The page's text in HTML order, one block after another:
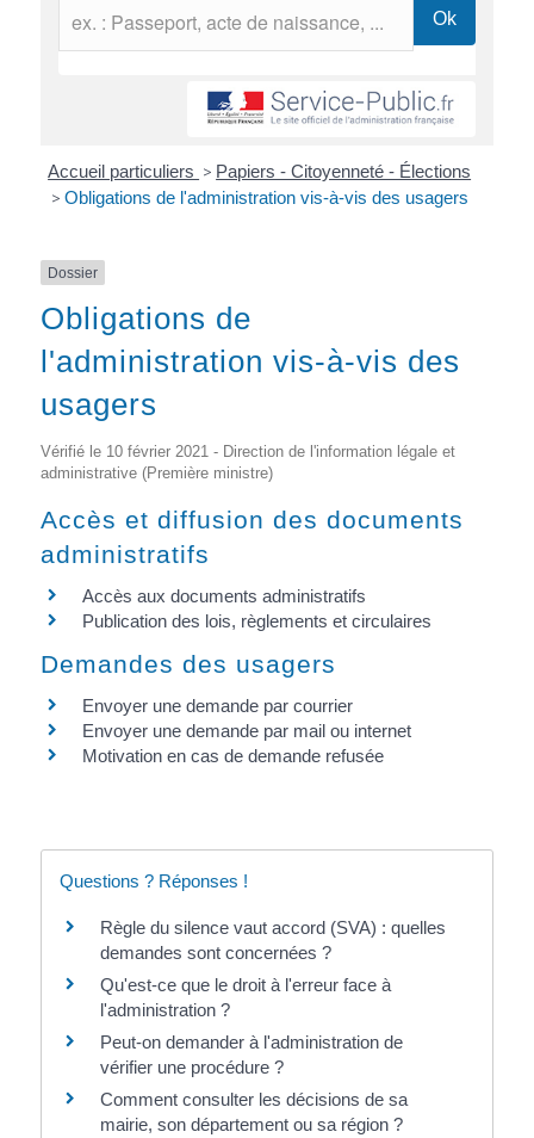
Accueil particuliers > Papiers - Citoyenneté - Élections
> Obligations de l'administration vis-à-vis des usagers
Dossier
Obligations de
l'administration vis-à-vis des
usagers
Vérifié le 10 février 2021 - Direction de l'information légale et
administrative (Première ministre)
Accès et diffusion des documents
administratifs
Accès aux documents administratifs
Publication des lois, règlements et circulaires
Demandes des usagers
Envoyer une demande par courrier
Envoyer une demande par mail ou internet
Motivation en cas de demande refusée
Questions ? Réponses !
Règle du silence vaut accord (SVA) : quelles
demandes sont concernées ?
Qu'est-ce que le droit à l'erreur face à
l'administration ?
Peut-on demander à l'administration de
vérifier une procédure ?
Comment consulter les décisions de sa
mairie, son département ou sa région ?